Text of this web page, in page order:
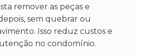
remover as peças e
sem quebrar ou
Isso reduz custos e
no condomínio.